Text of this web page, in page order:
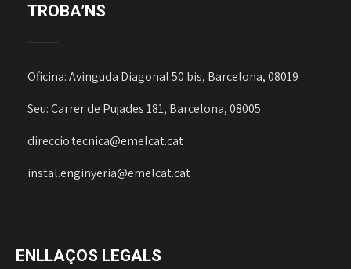
TROBA’NS
Oficina: Avinguda Diagonal 50 bis, Barcelona, 08019
Seu: Carrer de Pujades 181, Barcelona, 08005
direccio.tecnica@emelcat.cat
instal.enginyeria@emelcat.cat
ENLLAÇOS LEGALS